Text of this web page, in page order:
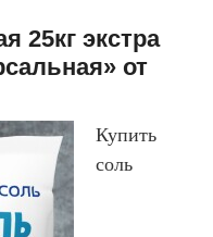
25кг экстра
от
Купить
соль